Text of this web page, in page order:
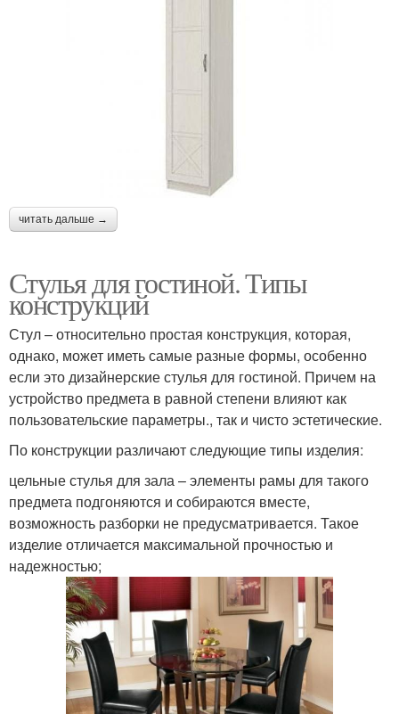
читать дальше →
Стулья для гостиной. Типы
конструкций
Стул – относительно простая конструкция, которая,
однако, может иметь самые разные формы, особенно
если это дизайнерские стулья для гостиной. Причем на
устройство предмета в равной степени влияют как
пользовательские параметры., так и чисто эстетические.
По конструкции различают следующие типы изделия:
цельные стулья для зала – элементы рамы для такого
предмета подгоняются и собираются вместе,
возможность разборки не предусматривается. Такое
изделие отличается максимальной прочностью и
надежностью;